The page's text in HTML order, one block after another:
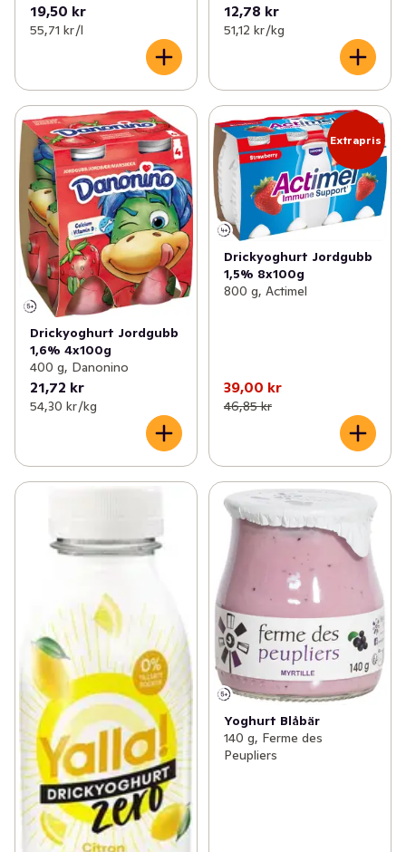
19,50 kr
55,71 kr /l
12,78 kr
51,12 kr /kg
Drickyoghurt Jordgubb
1,6% 4x100g
400 g, Danonino
21,72 kr
54,30 kr /kg
Extrapris
Drickyoghurt Jordgubb
1,5% 8x100g
800 g, Actimel
39,00 kr
46,85 kr
Yoghurt Blåbär
140 g, Ferme des
Peupliers